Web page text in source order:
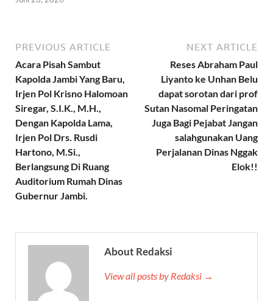
PREVIOUS ARTICLE
Acara Pisah Sambut
Kapolda Jambi Yang Baru,
Irjen Pol Krisno Halomoan
Siregar, S.I.K., M.H.,
Dengan Kapolda Lama,
Irjen Pol Drs. Rusdi
Hartono, M.Si.,
Berlangsung Di Ruang
Auditorium Rumah Dinas
Gubernur Jambi.
NEXT ARTICLE
Reses Abraham Paul
Liyanto ke Unhan Belu
dapat sorotan dari prof
Sutan Nasomal Peringatan
Juga Bagi Pejabat Jangan
salahgunakan Uang
Perjalanan Dinas Nggak
Elok!!
About Redaksi
View all posts by Redaksi →